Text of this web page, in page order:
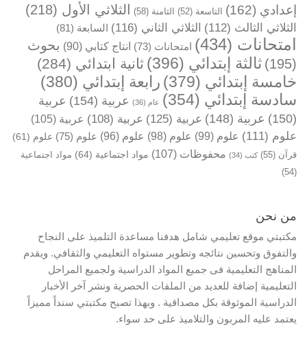
إعدادي (162) التاسعة (52) الثامنة (58) الثلاثي الأول (218)
الثلاثي الثالث (112) الثلاثي الثاني (116) السابعة (81)
امتحانات (434) امتحانات (73) انتاج كتابي (90)
بحوث
(195)
ثالثة إبتدائي (396) ثانية ابتدائي (284)
خامسة إبتدائي (379) رابعة إبتدائي (380)
سادسة إبتدائي (354) عام (36) عربية (154)
عربية
(150)
عربية (148) عربية (125) عربية (108) عربية (105)
علوم (111) علوم (99) علوم (98) علوم (96) علوم (75) علوم (61)
قرآن (55) كتب (34) محفوظات (107) مواد اجتماعية (64)
مواد اجتماعية
(54)
من نحن
مكتبتي موقع تعليمي شامل هدفنا مساعدة التلميذ على النجاح
والتفوق وتحسين نتائجه وتطوير مستواه التعليمي والثقافي. ويقدم
المناهج التعليمية فى جميع المواد الدراسية ولجميع المراحل
التعليمية إضافة للعديد من الملفات الحصرية ونشر آخر الأخبار
الدراسية الموثوقة بكل مصداقية . وبهذا تصبح مكتبتي سنداً مميزاً
يعتمد عليه المربون والتلاميذ على حد سواء.